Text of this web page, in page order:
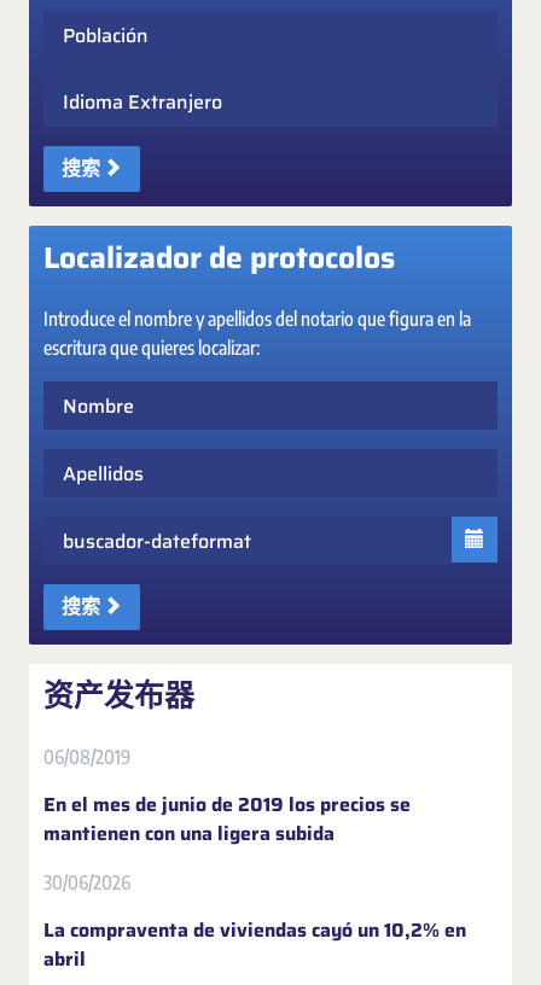
Idioma Extranjero
搜索
Localizador de protocolos
Introduce el nombre y apellidos del notario que figura en la
escritura que quieres localizar:
搜索
资产发布器
06/08/2019
En el mes de junio de 2019 los precios se
mantienen con una ligera subida
30/06/2026
La compraventa de viviendas cayó un 10,2% en
abril